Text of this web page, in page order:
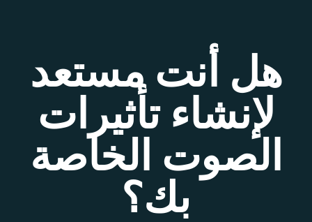
هل أنت مستعد
لإنشاء تأثيرات
الصوت الخاصة
بك؟